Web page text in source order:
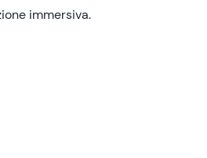
immersiva.